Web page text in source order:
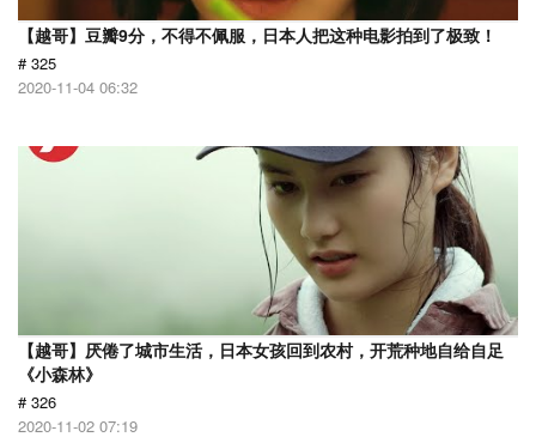
【越哥】豆瓣9分，不得不佩服，日本人把这种电影拍到了极致！
# 325
2020-11-04 06:32
【越哥】厌倦了城市生活，日本女孩回到农村，开荒种地自给自足
《小森林》
# 326
2020-11-02 07:19